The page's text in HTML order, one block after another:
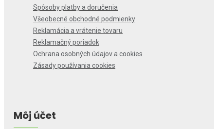
Spôsoby platby a doručenia
Všeobecné obchodné podmienky
Reklamácia a vrátenie tovaru
Reklamačný poriadok
Ochrana osobných údajov a cookies
Zásady používania cookies
Môj účet